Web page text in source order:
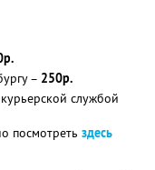
– 250р.
службой
посмотреть здесь